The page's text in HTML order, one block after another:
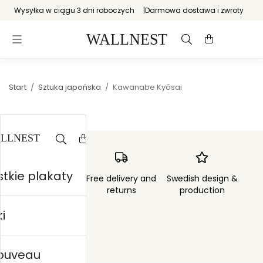
Wysyłka w ciągu 3 dni roboczych Darmowa dostawa i zwroty
Start / Sztuka japońska / Kawanabe Kyōsai
Order sent within
Free delivery and
returns
Swedish design &
production
plakaty